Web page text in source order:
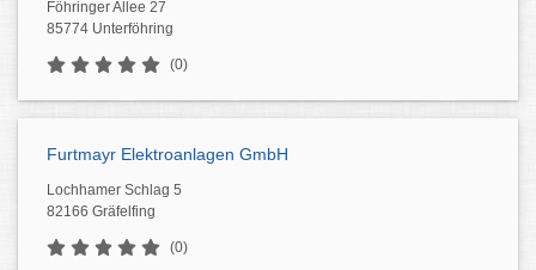
Föhringer Allee 27
85774 Unterföhring
(0)
Furtmayr Elektroanlagen GmbH
Lochhamer Schlag 5
82166 Gräfelfing
(0)